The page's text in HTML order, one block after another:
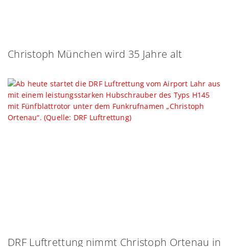
Christoph München wird 35 Jahre alt
DRF Luftrettung nimmt Christoph Ortenau in